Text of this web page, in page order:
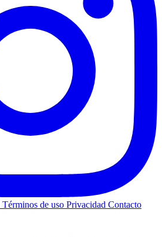
Términos de uso Privacidad Contacto